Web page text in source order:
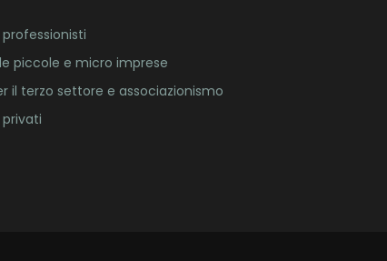
professionisti
piccole e micro imprese
il terzo settore e associazionismo
privati